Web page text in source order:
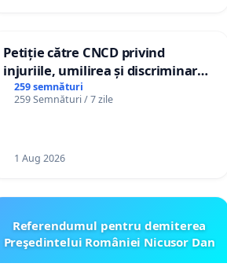
Petiție către CNCD privind
injuriile, umilirea și discriminarea
persoanelor cu dizabilități de
către utilizatorul TikTok „Gorici”
259 semnături
259 Semnături / 7 zile
1 Aug 2026
Referendumul pentru demiterea
Preşedintelui României Nicusor Dan